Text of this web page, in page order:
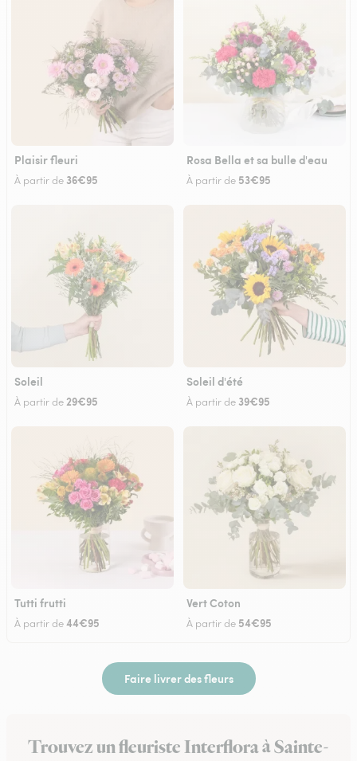
Plaisir fleuri
À partir de 36€95
Rosa Bella et sa bulle d'eau
À partir de 53€95
Soleil
À partir de 29€95
Soleil d'été
À partir de 39€95
Tutti frutti
À partir de44€95
Vert Coton
À partir de 54€95
Faire livrer des fleurs
Trouvez un fleuriste Interflora à Sainte-